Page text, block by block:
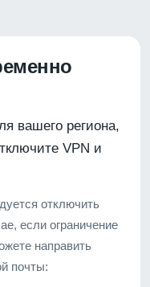
вашего региона,
VPN и
отключить
если ограничение
направить
почты: